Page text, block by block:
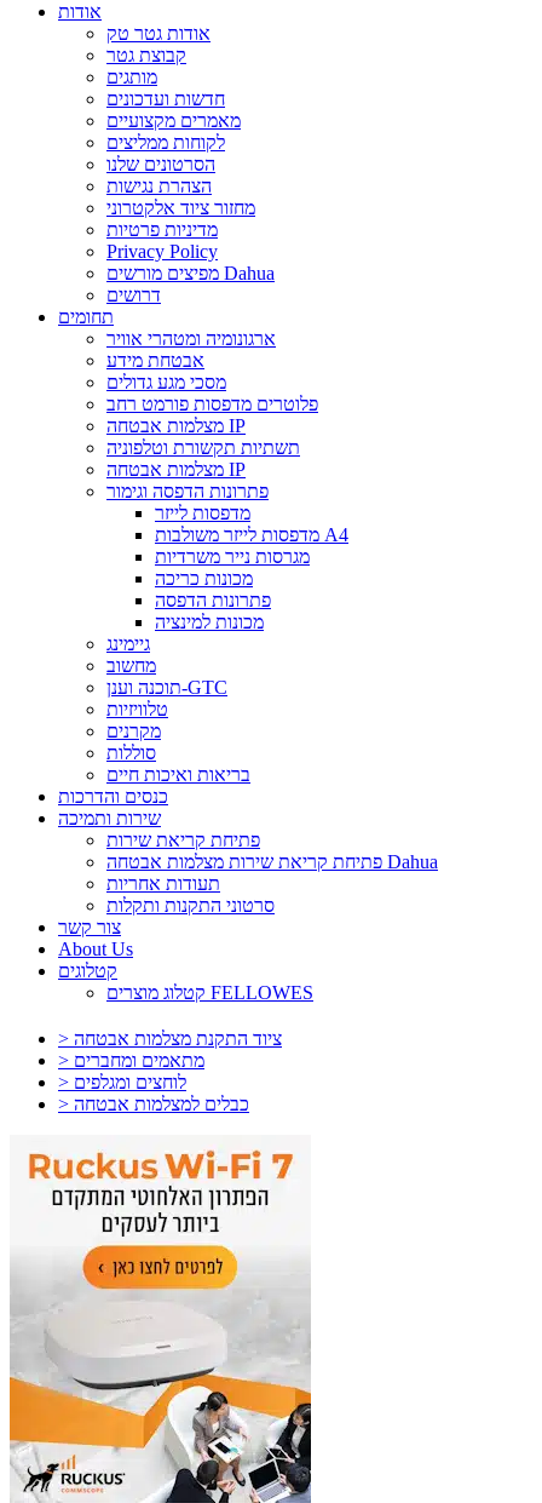
אודות
אודות גטר טק
קבוצת גטר
מותגים
חדשות ועדכונים
מאמרים מקצועיים
לקוחות ממליצים
הסרטונים שלנו
הצהרת נגישות
מחזור ציוד אלקטרוני
מדיניות פרטיות
Privacy Policy
מפיצים מורשים Dahua
דרושים
תחומים
ארגונומיה ומטהרי אוויר
אבטחת מידע
מסכי מגע גדולים
פלוטרים מדפסות פורמט רחב
מצלמות אבטחה IP
תשתיות תקשורת וטלפוניה
מצלמות אבטחה IP
פתרונות הדפסה וגימור
מדפסות לייזר
מדפסות לייזר משולבות A4
מגרסות נייר משרדיות
מכונות כריכה
פתרונות הדפסה
מכונות למינציה
גיימינג
מחשוב
תוכנה וענן-GTC
טלוויזיות
מקרנים
סוללות
בריאות ואיכות חיים
כנסים והדרכות
שירות ותמיכה
פתיחת קריאת שירות
פתיחת קריאת שירות מצלמות אבטחה Dahua
תעודות אחריות
סרטוני התקנות ותקלות
צור קשר
About Us
קטלוגים
קטלוג מוצרים FELLOWES
> ציוד התקנת מצלמות אבטחה
> מתאמים ומחברים
> לוחצים ומגלפים
> כבלים למצלמות אבטחה